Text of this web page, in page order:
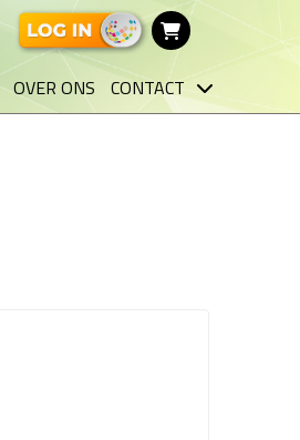
OVER ONS CONTACT